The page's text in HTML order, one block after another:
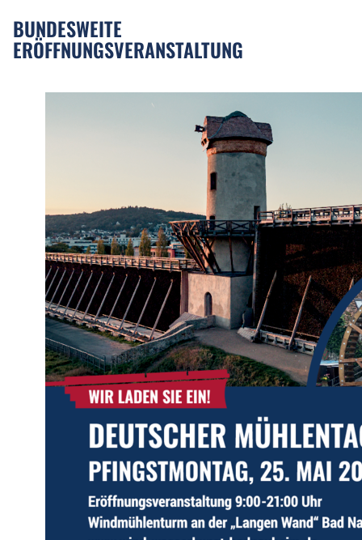
BUNDESWEITE
ERÖFFNUNGSVERANSTALTUNG